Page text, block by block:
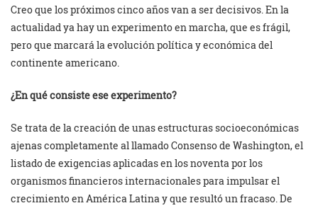
Creo que los próximos cinco años van a ser decisivos. En la
actualidad ya hay un experimento en marcha, que es frágil,
pero que marcará la evolución política y económica del
continente americano.
¿En qué consiste ese experimento?
Se trata de la creación de unas estructuras socioeconómicas
ajenas completamente al llamado Consenso de Washington, el
listado de exigencias aplicadas en los noventa por los
organismos financieros internacionales para impulsar el
crecimiento en América Latina y que resultó un fracaso. De